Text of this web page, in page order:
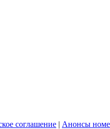
соглашение | Анонсы